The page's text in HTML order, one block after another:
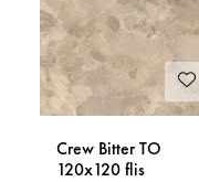
Crew Bitter TO
120x120 flis